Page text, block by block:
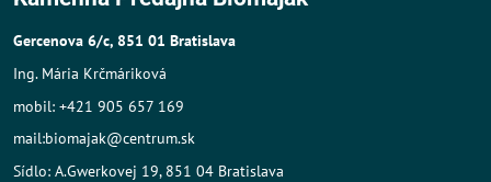
Gercenova 6/c, 851 01 Bratislava
Ing. Mária Krčmáriková
mobil: +421 905 657 169
mail:biomajak@centrum.sk
Sídlo: A.Gwerkovej 19, 851 04 Bratislava